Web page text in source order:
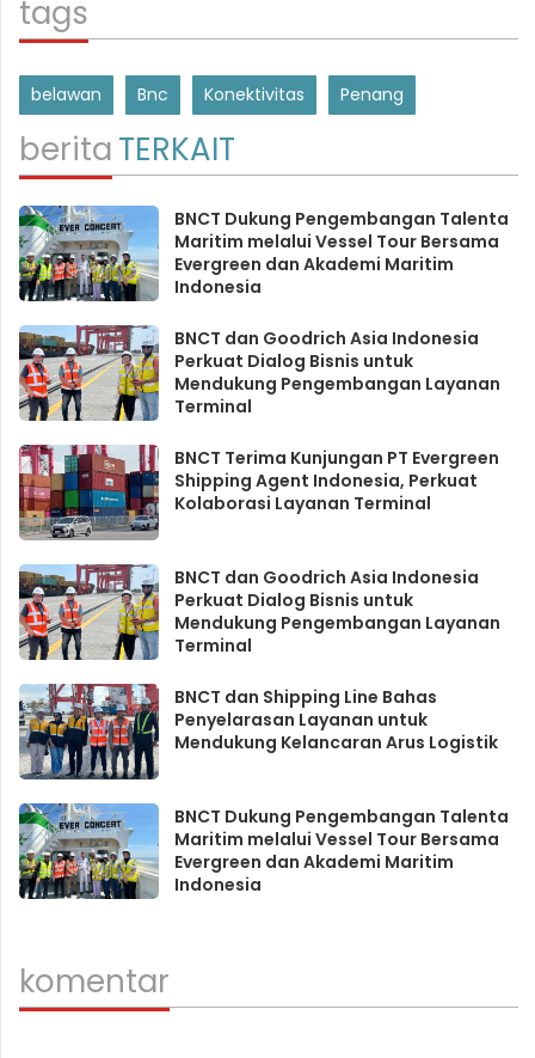
tags
belawan Bnc Konektivitas Penang
beritaTERKAIT
BNCT Dukung Pengembangan Talenta
Maritim melalui Vessel Tour Bersama
Evergreen dan Akademi Maritim
Indonesia
BNCT dan Goodrich Asia Indonesia
Perkuat Dialog Bisnis untuk
Mendukung Pengembangan Layanan
Terminal
BNCT Terima Kunjungan PT Evergreen
Shipping Agent Indonesia, Perkuat
Kolaborasi Layanan Terminal
BNCT dan Goodrich Asia Indonesia
Perkuat Dialog Bisnis untuk
Mendukung Pengembangan Layanan
Terminal
BNCT dan Shipping Line Bahas
Penyelarasan Layanan untuk
Mendukung Kelancaran Arus Logistik
BNCT Dukung Pengembangan Talenta
Maritim melalui Vessel Tour Bersama
Evergreen dan Akademi Maritim
Indonesia
komentar